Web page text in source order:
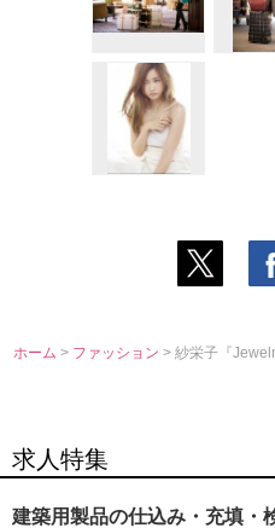
ホーム > ファッション> 紗栄子『
求人特集
建築用製品の仕込み・充填・